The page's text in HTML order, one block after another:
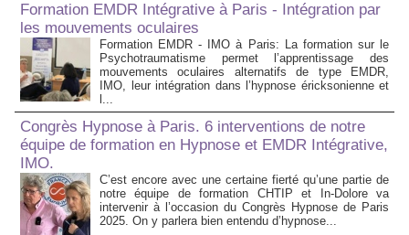
Formation EMDR Intégrative à Paris - Intégration par
les mouvements oculaires
Formation EMDR - IMO à Paris: La formation sur le
Psychotraumatisme permet l’apprentissage des
mouvements oculaires alternatifs de type EMDR,
IMO, leur intégration dans l’hypnose éricksonienne et
l...
Congrès Hypnose à Paris. 6 interventions de notre
équipe de formation en Hypnose et EMDR Intégrative,
IMO.
C’est encore avec une certaine fierté qu’une partie de
notre équipe de formation CHTIP et In-Dolore va
intervenir à l’occasion du Congrès Hypnose de Paris
2025. On y parlera bien entendu d’hypnose...